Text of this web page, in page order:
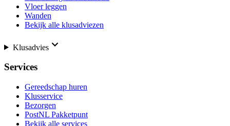
Vloer leggen
Wanden
Bekijk alle klusadviezen
Klusadvies
Services
Gereedschap huren
Klusservice
Bezorgen
PostNL Pakketpunt
Bekijk alle services